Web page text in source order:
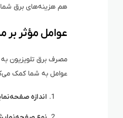
هم هزینه‌های برق
عوامل مؤثر بر
مصرف برق تلویزیون
عوامل به شما کمک
اندازه